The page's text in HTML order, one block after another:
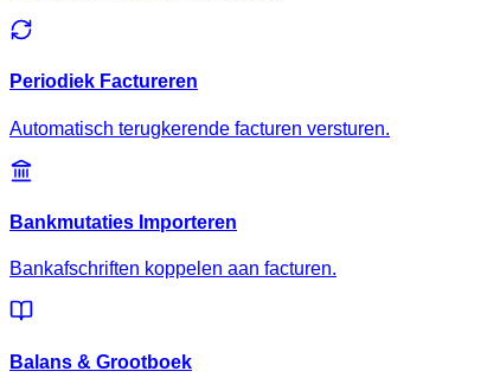
Periodiek Factureren
Automatisch terugkerende facturen versturen.
Bankmutaties Importeren
Bankafschriften koppelen aan facturen.
Balans & Grootboek